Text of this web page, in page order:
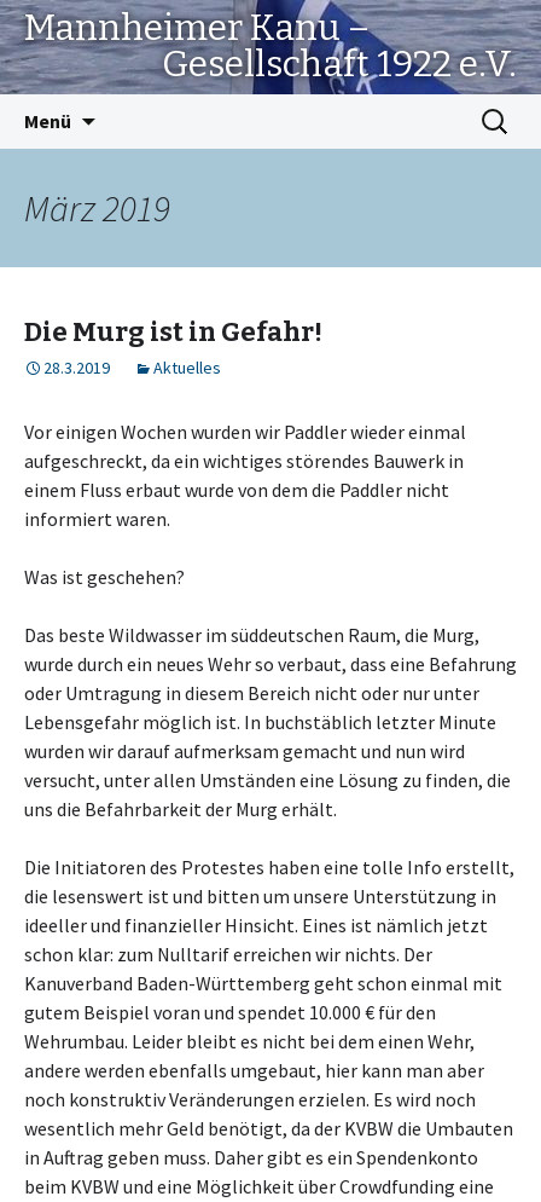
Mannheimer Kanu –
Gesellschaft 1922 e.V.
Menü
Suchen
nach:
März 2019
Die Murg ist in Gefahr!
28.3.2019 Aktuelles
Vor einigen Wochen wurden wir Paddler wieder einmal
aufgeschreckt, da ein wichtiges störendes Bauwerk in
einem Fluss erbaut wurde von dem die Paddler nicht
informiert waren.
Was ist geschehen?
Das beste Wildwasser im süddeutschen Raum, die Murg,
wurde durch ein neues Wehr so verbaut, dass eine Befahrung
oder Umtragung in diesem Bereich nicht oder nur unter
Lebensgefahr möglich ist. In buchstäblich letzter Minute
wurden wir darauf aufmerksam gemacht und nun wird
versucht, unter allen Umständen eine Lösung zu finden, die
uns die Befahrbarkeit der Murg erhält.
Die Initiatoren des Protestes haben eine tolle Info erstellt,
die lesenswert ist und bitten um unsere Unterstützung in
ideeller und finanzieller Hinsicht. Eines ist nämlich jetzt
schon klar: zum Nulltarif erreichen wir nichts. Der
Kanuverband Baden-Württemberg geht schon einmal mit
gutem Beispiel voran und spendet 10.000 € für den
Wehrumbau. Leider bleibt es nicht bei dem einen Wehr,
andere werden ebenfalls umgebaut, hier kann man aber
noch konstruktiv Veränderungen erzielen. Es wird noch
wesentlich mehr Geld benötigt, da der KVBW die Umbauten
in Auftrag geben muss. Daher gibt es ein Spendenkonto
beim KVBW und eine Möglichkeit über Crowdfunding eine